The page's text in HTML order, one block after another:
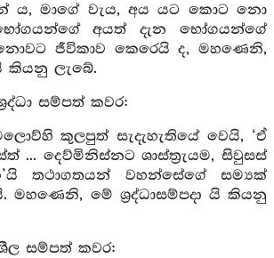
ය, මාගේ වැය, අය යට කොට නො
අයත් දැන භෝගයන්ගේ
ජීවිකාව කෙරෙයි ද, මහණෙනි,
කියනු ලැබේ.
සම්පත් කවර:
කුලපුත් සැදැහැතියේ වෙයි, ‘ඒ
... දෙව්මිනිස්නට ශාස්ත්‍රැයම, සිවුසස්
තථාගතයන් වහන්සේගේ සම්‍යක්
මහණෙනි, මේ ශ්‍රද්ධාසම්පදා යි කියනු
සම්පත් කවර: